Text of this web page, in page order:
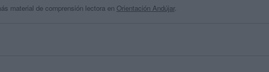
material de comprensión lectora en Orientación Andújar.